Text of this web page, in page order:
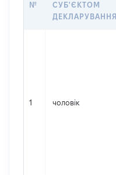
№
СУБ'ЄКТОМ
ДЕКЛАРУВАННЯ
1 чоловік